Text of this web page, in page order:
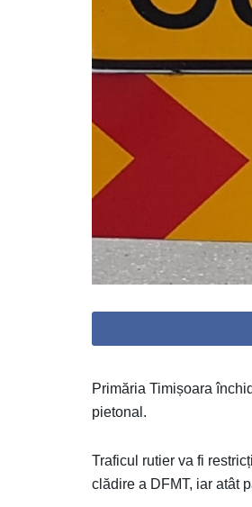
Primăria Timișoara
pietonal.
Traficul rutier va fi
clădire a DFMT, iar atât